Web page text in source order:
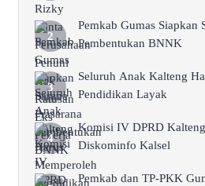
Pemkab Gumas Siapkan
Pembentukan BNNK
Seluruh Anak Kalteng
Pendidikan Layak
Komisi IV DPRD
Diskominfo Kalsel
Pemkab dan TP-PKK